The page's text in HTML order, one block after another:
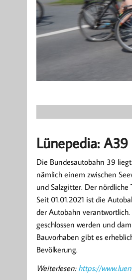
Lünepedia: A39
Die Bundesautobahn 39
nämlich einem zwischen
und Salzgitter. Der
Seit 01.01.2021 ist die
der Autobahn
geschlossen werden und
Bauvorhaben gibt es
Bevölkerung.
Weiterlesen: https://